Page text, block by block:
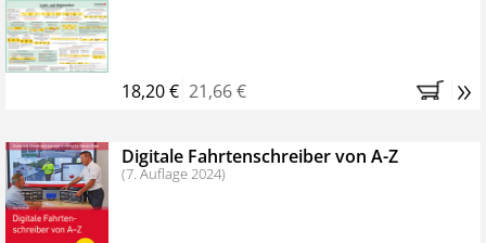
Bestellen Sie jetzt das VerkehrsRundschau Profipaket im
Kennenlern-Abo für zwei Monate (inkl. der derzeitig
Monaten brauchen Sie nichts weiter tun, das
Abonnement endet automatisch, es entstehen keine
weiteren Verpflichtungen.
18,20 € 21,66 € »
Digitale Fahrtenschreiber von A-Z
(7. Auflage 2024)